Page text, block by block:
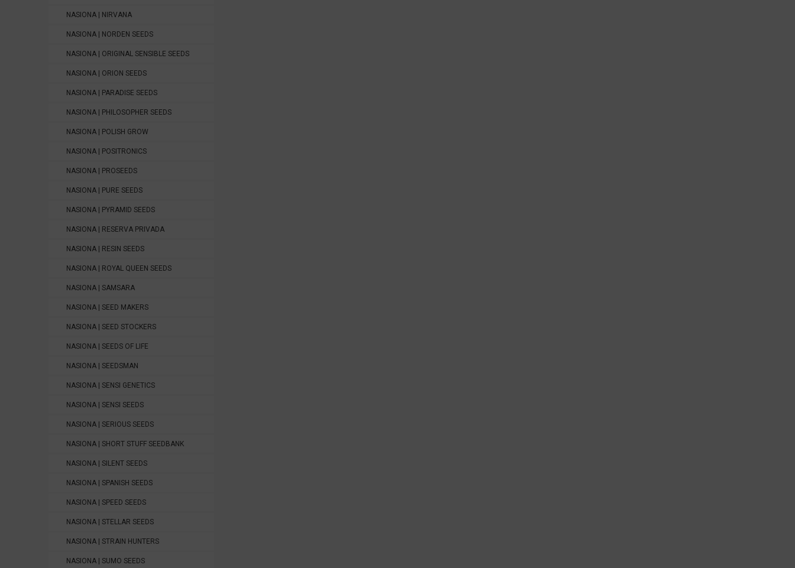
NASIONA | NIRVANA
NASIONA | NORDEN SEEDS
NASIONA | ORIGINAL SENSIBLE SEEDS
NASIONA | ORION SEEDS
NASIONA | PARADISE SEEDS
NASIONA | PHILOSOPHER SEEDS
NASIONA | POLISH GROW
NASIONA | POSITRONICS
NASIONA | PROSEEDS
NASIONA | PURE SEEDS
NASIONA | PYRAMID SEEDS
NASIONA | RESERVA PRIVADA
NASIONA | RESIN SEEDS
NASIONA | ROYAL QUEEN SEEDS
NASIONA | SAMSARA
NASIONA | SEED MAKERS
NASIONA | SEED STOCKERS
NASIONA | SEEDS OF LIFE
NASIONA | SEEDSMAN
NASIONA | SENSI GENETICS
NASIONA | SENSI SEEDS
NASIONA | SERIOUS SEEDS
NASIONA | SHORT STUFF SEEDBANK
NASIONA | SILENT SEEDS
NASIONA | SPANISH SEEDS
NASIONA | SPEED SEEDS
NASIONA | STELLAR SEEDS
NASIONA | STRAIN HUNTERS
NASIONA | SUMO SEEDS